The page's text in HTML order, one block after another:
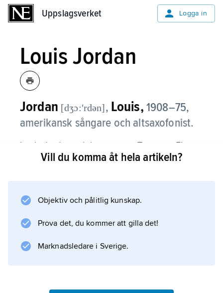
Uppslagsverket Logga in
Louis Jordan
Jordan [dʒɔ:ʹrdən], Louis, 1908–75,
amerikansk sångare och altsaxofonist.
Louis Jordan och hans grupp Tympany Five
var populär främst under 1940-talet. Hans
swingjazz. Med dansanta och humoristiska
Jordan förebild för rockmusiker som
Bill Haley
och
Vill du komma åt hela artikeln?
Objektiv och pålitlig kunskap.
Prova det, du kommer att gilla det!
Marknadsledare i Sverige.